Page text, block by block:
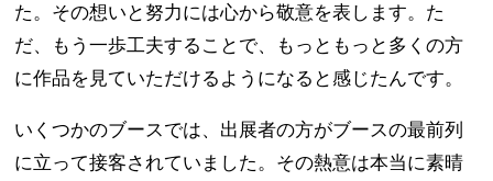
た。その想いと努力には心から敬意を表します。た
だ、もう一歩工夫することで、もっともっと多くの方
に作品を見ていただけるようになると感じたんです。
いくつかのブースでは、出展者の方がブースの最前列
に立って接客されていました。その熱意は本当に素晴